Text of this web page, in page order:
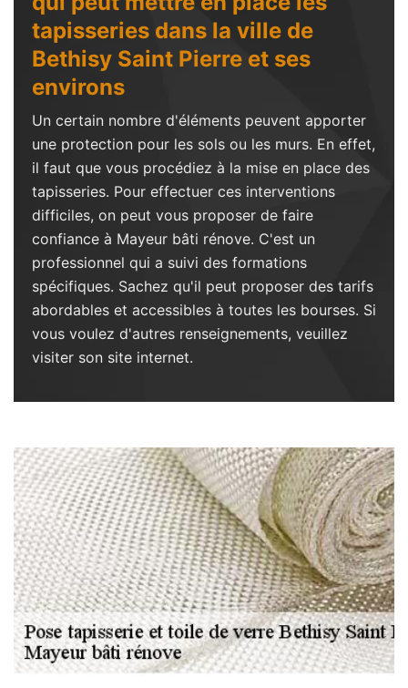
tapisseries dans la ville de
Bethisy Saint Pierre et ses
environs
Un certain nombre d'éléments peuvent apporter
une protection pour les sols ou les murs. En effet,
il faut que vous procédiez à la mise en place des
tapisseries. Pour effectuer ces interventions
difficiles, on peut vous proposer de faire
confiance à Mayeur bâti rénove. C'est un
professionnel qui a suivi des formations
spécifiques. Sachez qu'il peut proposer des tarifs
abordables et accessibles à toutes les bourses. Si
vous voulez d'autres renseignements, veuillez
visiter son site internet.